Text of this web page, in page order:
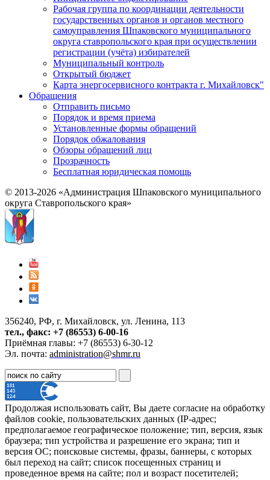
Рабочая группа по координации деятельности
государственных органов и органов местного
самоуправления Шпаковского муниципального
округа ставропольского края при осуществлении
регистрации (учёта) избирателей
Муниципальный контроль
Открытый бюджет
Карта энергосервисного контракта г. Михайловск"
Обращения
Отправить письмо
Порядок и время приема
Установленные формы обращений
Порядок обжалования
Обзоры обращений лиц
Прозрачность
Бесплатная юридическая помощь
© 2013-2026 «Администрация Шпаковского муниципального
округа Ставропольского края»
356240, РФ, г. Михайловск, ул. Ленина, 113
тел., факс: +7 (86553) 6-00-16
Приёмная главы: +7 (86553) 6-30-12
Эл. почта: administration@shmr.ru
Продолжая использовать сайт, Вы даете согласие на обработку
файлов cookie, пользовательских данных (IP-адрес;
предполагаемое географическое положение; тип, версия, язык
браузера; тип устройства и разрешение его экрана; тип и
версия ОС; поисковые системы, фразы, баннеры, с которых
был переход на сайт; список посещенных страниц и
проведенное время на сайте; пол и возраст посетителей;